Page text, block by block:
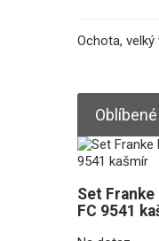
Ochota, velký
Oblíbené
Set Franke
FC 9541